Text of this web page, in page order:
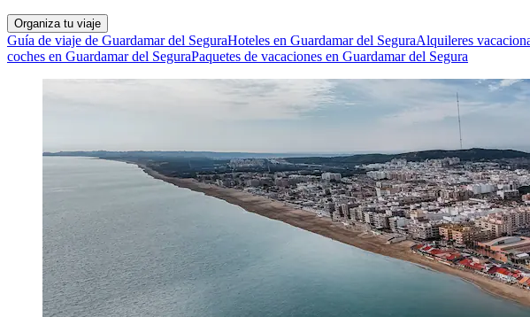
Organiza tu viaje
Guía de viaje de Guardamar del SeguraHoteles en Guardamar del SeguraAlquileres
coches en Guardamar del SeguraPaquetes de vacaciones en Guardamar del Segura